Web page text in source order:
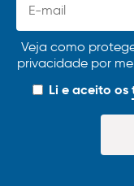
Veja como
privacidade por
Li e aceito os